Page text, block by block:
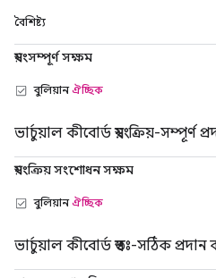
বৈশিষ্ট্য
স্বয়ংসম্পূর্ণ সক্ষম
বুলিয়ানঐচ্ছিক
ভার্চুয়াল কীবোর্ড স্বয়ংক্রিয়-সম্পূর্ণ
স্বয়ংক্রিয় সংশোধন সক্ষম
বুলিয়ানঐচ্ছিক
ভার্চুয়াল কীবোর্ড স্বতঃ-সঠিক